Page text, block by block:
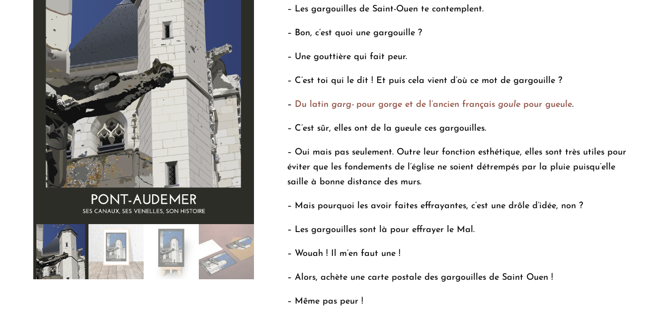
– Les gargouilles de Saint-Ouen te contemplent.
– Bon, c’est quoi une gargouille ?
– Une gouttière qui fait peur.
– C’est toi qui le dit ! Et puis cela vient d’où ce mot de gargouille ?
– Du latin garg- pour gorge et de l’ancien français goule pour gueule.
– C’est sûr, elles ont de la gueule ces gargouilles.
– Oui mais pas seulement. Outre leur fonction esthétique, elles sont très utiles pour
éviter que les fondements de l’église ne soient détrempés par la pluie puisqu’elle
saille à bonne distance des murs.
– Mais pourquoi les avoir faites effrayantes, c’est une drôle d’idée, non ?
– Les gargouilles sont là pour effrayer le Mal.
– Wouah ! Il m’en faut une !
– Alors, achète une carte postale des gargouilles de Saint Ouen !
– Même pas peur !